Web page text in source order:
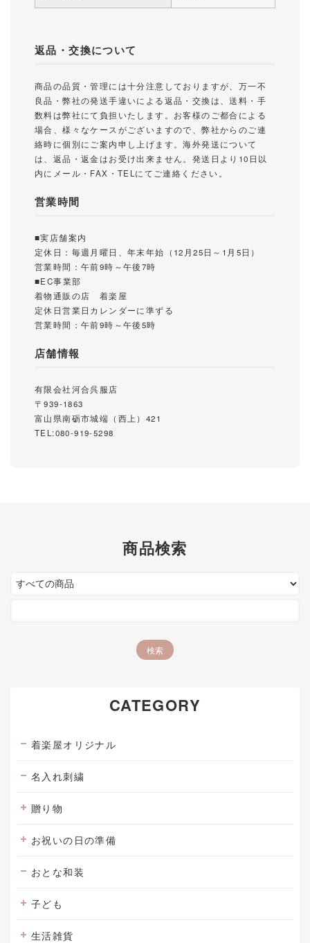
商品検索
CATEGORY
着楽屋オリジナル
名入れ刺繍
贈り物
お祝いの日の準備
おとな和装
子ども
生活雑貨
返品・交換について
商品の品質・管理には十分注意しておりますが、万一不
良品・弊社の発送手違いによる返品・交換は、送料・手
数料は弊社にて負担いたします。お客様のご都合による
場合、様々なケースがございますので、弊社からのご連
絡時に個別にご案内申し上げます。海外発送について
は、返品・返金はお受け出来ません。発送日より10日以
内にメール・FAX・TELにてご連絡ください。
営業時間
■実店舗案内
定休日：毎週月曜日、年末年始（12月25日～1月5日）
営業時間：午前9時～午後7時
■EC事業部
着物通販の店 着楽屋
定休日営業日カレンダーに準ずる
営業時間：午前9時～午後5時
店舗情報
有限会社河合呉服店
〒939-1863
富山県南砺市城端（西上）421
TEL:080-919-5298